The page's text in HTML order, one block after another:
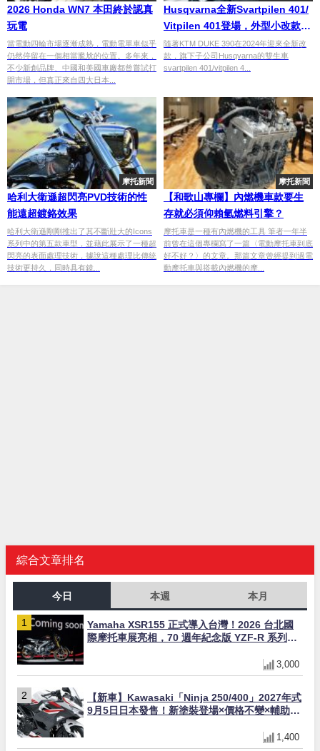
2026 Honda WN7 本田終於認真
玩電
當電動四輪市場逐漸成熟，電動電單車似乎
仍然停留在一個相當尷尬的位置。多年來，
不少新創品牌、中國和美國車廠都曾嘗試打
開市場，但真正來自四大日本...
Husqvarna全新Svartpilen 401/
Vitpilen 401登場，外型小改款配
備性能提升
隨著KTM DUKE 390在2024年迎來全新改
款，旗下子公司Husqvarna的雙生車
svartpilen 401/vitpilen 4...
摩托新聞
哈利大衛遜超閃亮PVD​​技術的性
能遠超鍍鉻效果
哈利大衛遜剛剛推出了其不斷壯大的Icons
系列中的第五款車型，並藉此展示了一種超
閃亮的表面處理技術，據說這種處理比傳統
技術更持久，同時具有鏡...
摩托新聞
【和歌山專欄】內燃機車款要生
存就必須仰賴氫燃料引擎？
摩托車是一種有內燃機的工具 筆者一年半
前曾在這個專欄寫了一篇〈電動摩托車到底
好不好？〉的文章。那篇文章曾經提到過電
動摩托車與搭載內燃機的摩...
綜合文章排名
今日 本週 本月
Yamaha XSR155 正式導入台灣！2026 台北國
際摩托車展亮相，70 週年紀念版 YZF-R 系列限
3,000
【新車】Kawasaki「Ninja 250/400」2027年式
9月5日日本發售！新塗裝登場×價格不變×輔助滑
1,400